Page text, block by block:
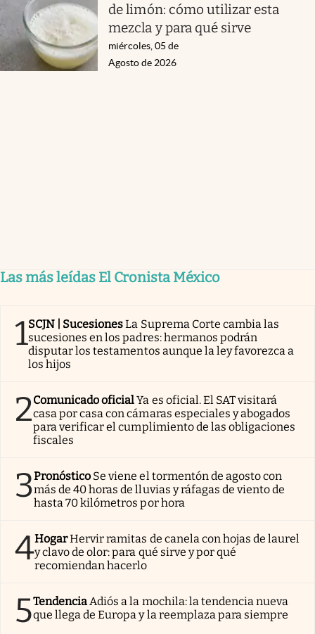
de limón: cómo utilizar esta
mezcla y para qué sirve
miércoles, 05 de
Agosto de 2026
Las más leídas El Cronista México
1SCJN | SucesionesLa Suprema Corte cambia las
sucesiones en los padres: hermanos podrán
disputar los testamentos aunque la ley favorezca a
los hijos
2Comunicado oficialYa es oficial. El SAT visitará
casa por casa con cámaras especiales y abogados
para verificar el cumplimiento de las obligaciones
fiscales
3Pronóstico Se viene el tormentón de agosto con
más de 40 horas de lluvias y ráfagas de viento de
hasta 70 kilómetros por hora
4HogarHervir ramitas de canela con hojas de laurel
y clavo de olor: para qué sirve y por qué
recomiendan hacerlo
5TendenciaAdiós a la mochila: la tendencia nueva
que llega de Europa y la reemplaza para siempre